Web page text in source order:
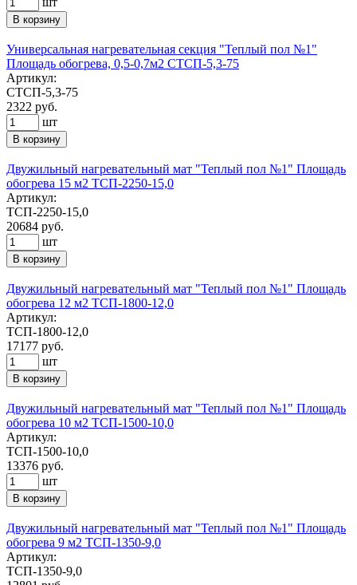
В корзину
Универсальная нагревательная секция "Теплый пол №1"
Площадь обогрева, 0,5-0,7м2 СТСП-5,3-75
Артикул:
СТСП-5,3-75
2322 руб.
шт
В корзину
Двужильный нагревательный мат "Теплый пол №1" Площадь
обогрева 15 м2 ТСП-2250-15,0
Артикул:
ТСП-2250-15,0
20684 руб.
шт
В корзину
Двужильный нагревательный мат "Теплый пол №1" Площадь
обогрева 12 м2 ТСП-1800-12,0
Артикул:
ТСП-1800-12,0
17177 руб.
шт
В корзину
Двужильный нагревательный мат "Теплый пол №1" Площадь
обогрева 10 м2 ТСП-1500-10,0
Артикул:
ТСП-1500-10,0
13376 руб.
шт
В корзину
Двужильный нагревательный мат "Теплый пол №1" Площадь
обогрева 9 м2 ТСП-1350-9,0
Артикул:
ТСП-1350-9,0